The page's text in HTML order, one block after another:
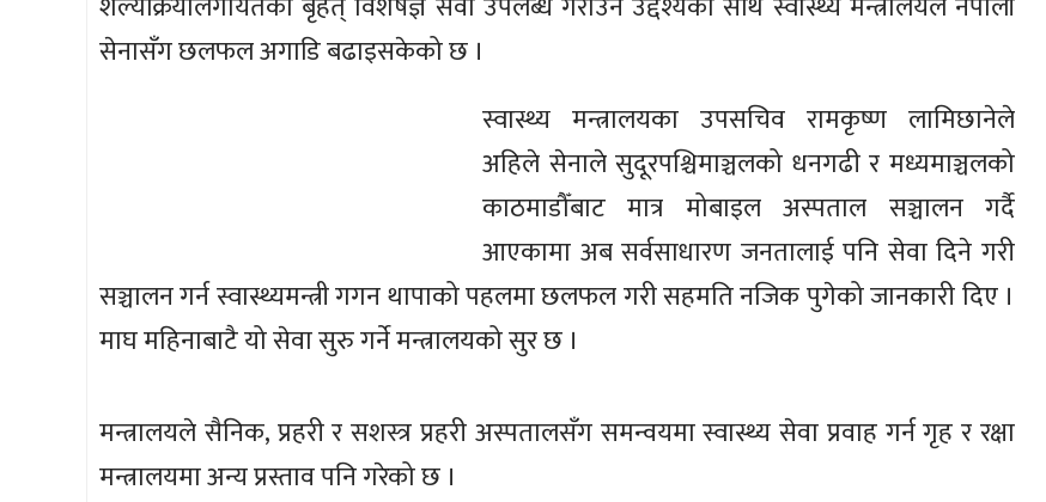
सेनासँग छलफल अगाडि बढाइसकेको छ ।
स्वास्थ्य मन्त्रालयका उपसचिव रामकृष्ण लामिछानेले
अहिले सेनाले सुदूरपश्चिमाञ्चलको धनगढी र मध्यमाञ्चलको
काठमाडौँबाट मात्र मोबाइल अस्पताल सञ्चालन गर्दै
आएकामा अब सर्वसाधारण जनतालाई पनि सेवा दिने गरी
सञ्चालन गर्न स्वास्थ्यमन्त्री गगन थापाको पहलमा छलफल गरी सहमति नजिक पुगेको जानकारी दिए ।
माघ महिनाबाटै यो सेवा सुरु गर्ने मन्त्रालयको सुर छ ।
मन्त्रालयले सैनिक, प्रहरी र सशस्त्र प्रहरी अस्पतालसँग समन्वयमा स्वास्थ्य सेवा प्रवाह गर्न गृह र रक्षा
मन्त्रालयमा अन्य प्रस्ताव पनि गरेको छ ।